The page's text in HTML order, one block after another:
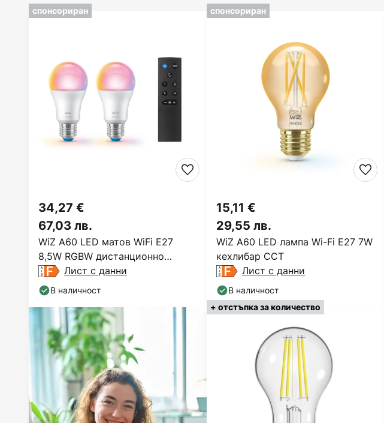
спонсориран
WiZ A60 LED матов WiFi E27
8,5W RGBW дистанционно
управление, комплект от 2 броя
34,27 €
67,03 лв.
Лист с данни
В наличност
спонсориран
WiZ A60 LED лампа Wi-Fi E27 7W
кехлибар CCT
15,11 €
29,55 лв.
Лист с данни
В наличност
+ отстъпка за количество